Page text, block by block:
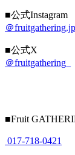
■公式Instagram
＠fruitgathering.jp
■公式X
＠fruitgathering_
■Fruit
017-718-0421